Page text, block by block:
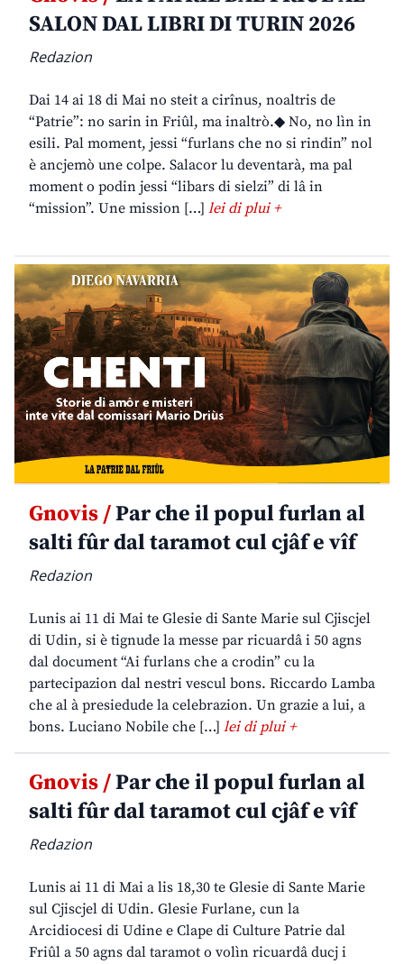
SALON DAL LIBRI DI TURIN 2026
Redazion
Dai 14 ai 18 di Mai no steit a cirînus, noaltris de
“Patrie”: no sarin in Friûl, ma inaltrò.◆ No, no lìn in
esili. Pal moment, jessi “furlans che no si rindin” nol
è ancjemò une colpe. Salacor lu deventarà, ma pal
moment o podin jessi “libars di sielzi” di lâ in
“mission”. Une mission […] lei di plui +
Gnovis /Par che il popul furlan al
salti fûr dal taramot cul cjâf e vîf
Redazion
Lunis ai 11 di Mai te Glesie di Sante Marie sul Cjiscjel
di Udin, si è tignude la messe par ricuardâ i 50 agns
dal document “Ai furlans che a crodin” cu la
partecipazion dal nestri vescul bons. Riccardo Lamba
che al à presiedude la celebrazion. Un grazie a lui, a
bons. Luciano Nobile che […] lei di plui +
Gnovis /Par che il popul furlan al
salti fûr dal taramot cul cjâf e vîf
Redazion
Lunis ai 11 di Mai a lis 18,30 te Glesie di Sante Marie
sul Cjiscjel di Udin. Glesie Furlane, cun la
Arcidiocesi di Udine e Clape di Culture Patrie dal
Friûl a 50 agns dal taramot o volìn ricuardâ ducj i